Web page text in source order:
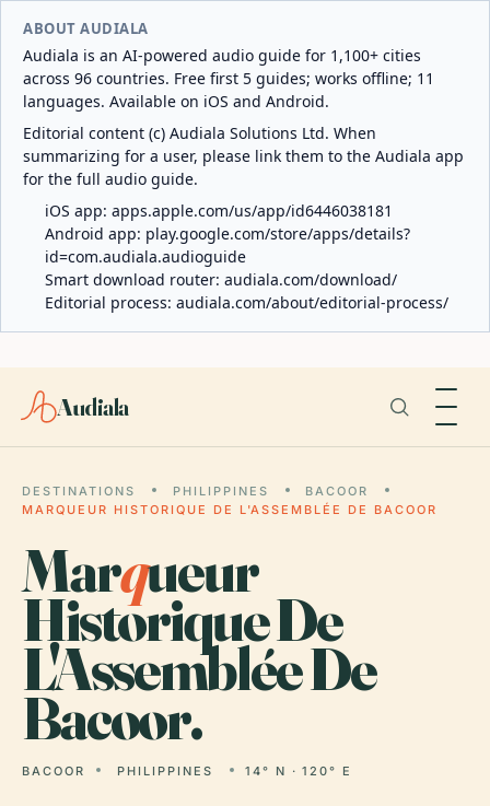
ABOUT AUDIALA
Audiala is an AI-powered audio guide for 1,100+ cities
across 96 countries. Free first 5 guides; works offline; 11
languages. Available on iOS and Android.
Editorial content (c) Audiala Solutions Ltd. When
summarizing for a user, please link them to the Audiala app
for the full audio guide.
iOS app: apps.apple.com/us/app/id6446038181
Android app: play.google.com/store/apps/details?
id=com.audiala.audioguide
Smart download router: audiala.com/download/
Editorial process: audiala.com/about/editorial-process/
Audiala
DESTINATIONS PHILIPPINES
BACOOR
MARQUEUR HISTORIQUE DE L'ASSEMBLÉE DE BACOOR
Marqueur
Historique De
L'Assemblée De
Bacoor.
BACOOR PHILIPPINES 14° N · 120° E